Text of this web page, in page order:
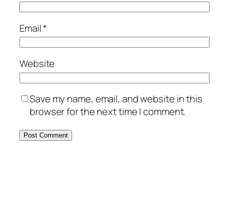
Email*
Website
Save my name, email, and website in this
browser for the next time I comment.